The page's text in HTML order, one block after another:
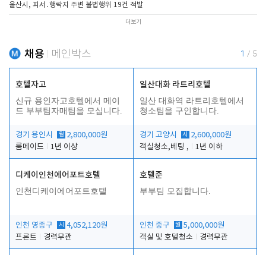
울산시, 피서․행락지 주변 불법행위 19건 적발
더보기
채용 메인박스 1 / 5
호텔자고
신규 용인자고호텔에서 메이
드 부부팀자매팀을 모십니다.
경기 용인시 월 2,800,000원
룸메이드
1년 이상
일산대화 라트리호텔
일산 대화역 라트리호텔에서
청소팀을 구인합니다.
경기 고양시 시
2,600,000원
객실청소,베팅 ,
1년 이하
디케이인천에어포트호텔
인천디케이에어포트호텔
인천 영종구 시 4,052,120원
프론트
경력무관
호텔준
부부팀 모집합니다.
인천 중구 월 5,000,000원
객실 및 호텔청소
경력무관